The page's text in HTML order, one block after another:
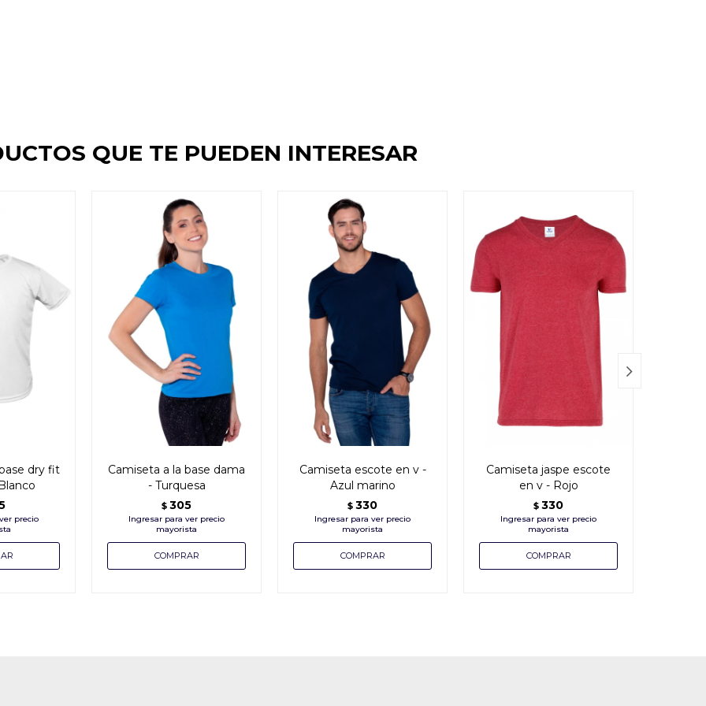
QUE TE PUEDEN INTERESAR
dry fit
Camiseta a la base dama
- Turquesa
$ 305
Camiseta escote en v -
Azul marino
$ 330
Camiseta jaspe escote
en v - Rojo
$ 330
